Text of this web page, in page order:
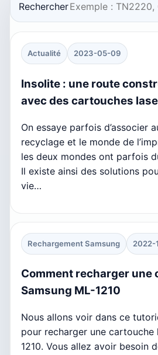
Rechercher
Actualité 2023-05-09
Insolite : une route
avec des cartouches
On essaye parfois d’associer
recyclage et le monde de
les deux mondes ont parfois
Il existe ainsi des solutions
vie…
Rechargement Samsung 2022-
Comment recharger une
Samsung ML-1210
Nous allons voir dans ce
pour recharger une cartouche
1210. Vous allez avoir besoin